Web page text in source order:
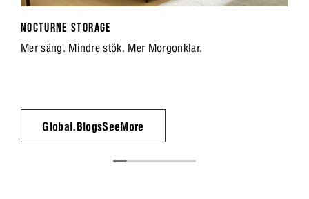
NOCTURNE STORAGE
Mer säng. Mindre stök. Mer Morgonklar.
Global.BlogsSeeMore